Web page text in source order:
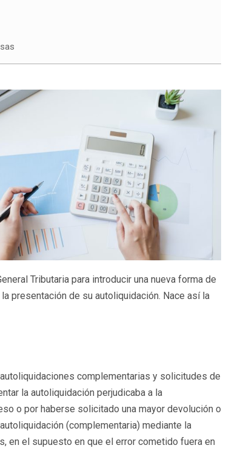
Tributaria para introducir una nueva forma de
presentación de su autoliquidación. Nace así la
complementarias y solicitudes de
la autoliquidación perjudicaba a la
o por haberse solicitado una mayor devolución o
(complementaria) mediante la
en el supuesto en que el error cometido fuera en